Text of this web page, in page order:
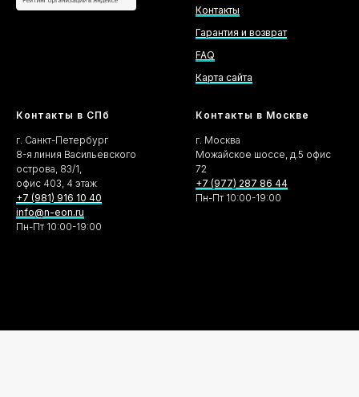
Контакты
Гарантия и возврат
FAQ
Карта сайта
Контакты в СПб
г. Санкт-Петербург
8-я линия Васильевского
острова, 83/1,
офис 403, 4 этаж
+7 (981) 916 10 40
info@n-eon.ru
Пн-Пт 10:00-19:00
Контакты в Москве
г. Москва
Можайское шоссе, д.5 офис
72
+7 (977) 287 86 44
Пн-Пт 10:00-19:00